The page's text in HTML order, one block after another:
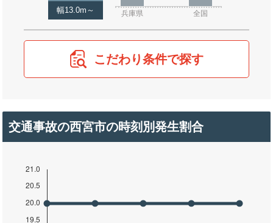
幅13.0m～ 兵庫県 全国
こだわり条件で探す
交通事故の西宮市の時刻別発生割合